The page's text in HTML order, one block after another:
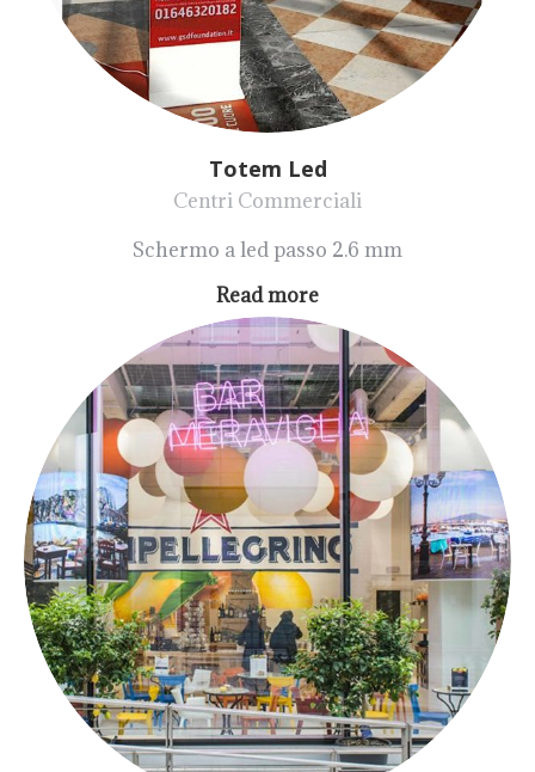
Totem Led
Centri Commerciali
Schermo a led passo 2.6 mm
Read more